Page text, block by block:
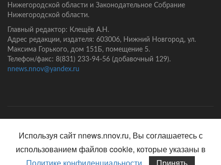
Нижегородской области и Законодательное Собрание
Нижегородской области.
Главный редактор: Клещёв А.Н.
Адрес редакции, издателя: 603006, Нижний Новгород, ул.
Максима Горького, дом 151Б, помещение 5.
Телефон/факс: 8(831) 233-94-56 (добавочный 129).
nnews.nnov@yandex.ru
Используя сайт nnews.nnov.ru, Вы соглашаетесь с
использованием файлов cookie, которые указаны в